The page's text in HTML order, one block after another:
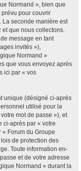
Normand », bien que
pour couvrir
seconde manière est
et que nous collectons.
message en tant
invités »),
Normand »
que vous envoyez après
ici par « vos
unique (désigné ci-après
utilisé pour la
mot de passe »), et
ci-après par « votre
« Forum du Groupe
de protection des
Toute information en-
et de votre adresse
Normand » durant la